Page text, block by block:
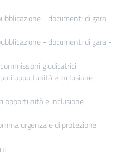
- documenti di gara -
- documenti di gara -
giudicatrici
opportunità e inclusione
opportunità e inclusione
urgenza e di protezione